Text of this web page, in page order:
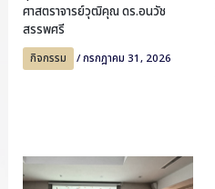
ศาสตราจารย์วุฒิคุณ ดร.อนวัช
สรรพศรี
กิจกรรม /กรกฎาคม 31, 2026